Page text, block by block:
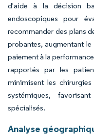
d'aide à la décision
endoscopiques pour
recommander des plans
probantes, augmentant
paiement à la
rapportés par les
minimisent les
systémiques,
spécialisés.
Analyse